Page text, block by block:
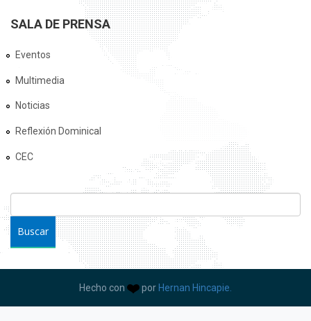
SALA DE PRENSA
Eventos
Multimedia
Noticias
Reflexión Dominical
CEC
FORMULARIO DE BÚSQUEDA
Hecho con por Hernan Hincapie.